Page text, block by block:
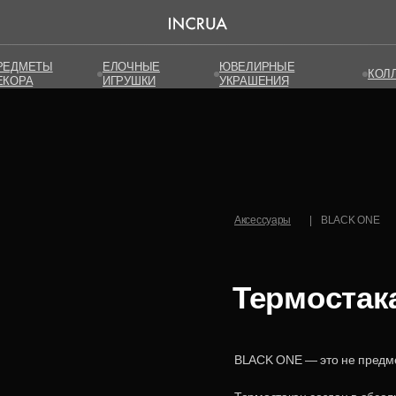
ЮВЕЛИРНЫЕ
УКРАШЕНИЯ
ЕЛОЧНЫЕ
ИГРУШКИ
ЮВЕЛИРНЫЕ
УКРАШЕНИЯ
ЕЛОЧНЫЕ
ИГРУШКИ
BLACK ONE
Аксессуары
BLACK ONE — это не